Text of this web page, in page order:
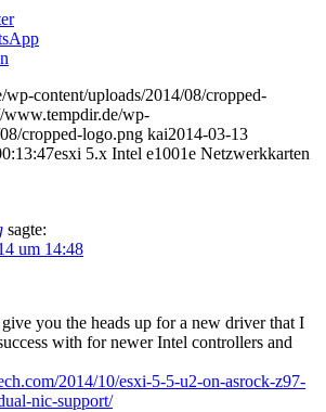
content/uploads/2014/08/cropped-
www.tempdir.de/wp-
cropped-logo.png kai2014-03-13
esxi 5.x Intel e1001e Netzwerkkarten
sagte:
um 14:48
you the heads up for a new driver that I
with for newer Intel controllers and
2014/10/esxi-5-5-u2-on-asrock-z97-
nic-support/